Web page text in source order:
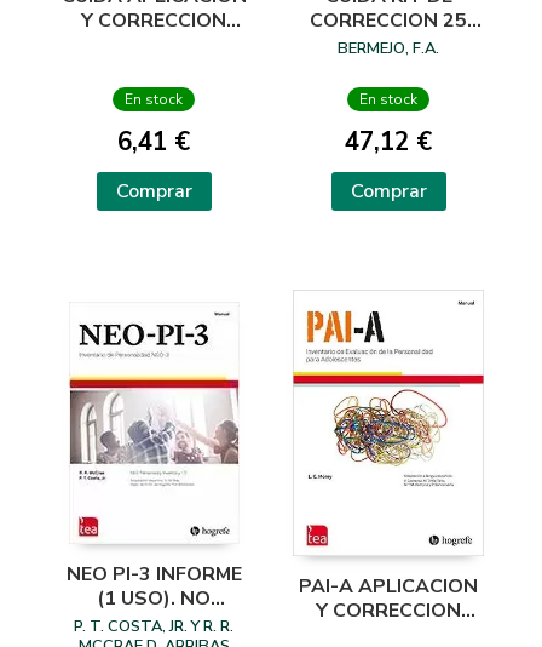
Y CORRECCION
En stock
6,41 €
Comprar
CORRECCION 25
USOS PIN
BERMEJO, F.A.
En stock
47,12 €
Comprar
NEO PI-3 INFORME
(1 USO). NO
INCLUYE NI
P. T. COSTA, JR. Y R. R.
PAI-A APLICACION
Y CORRECCION